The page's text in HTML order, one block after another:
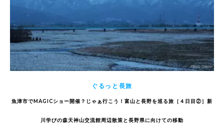
ぐるっと長旅
魚津市でMAGICショー開催？じゃぁ行こう！富山と長野を巡る旅［４日目②］新
川学びの森天神山交流館周辺散策と長野県に向けての移動